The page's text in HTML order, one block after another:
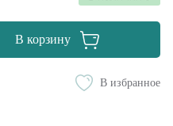
В корзину
В избранное